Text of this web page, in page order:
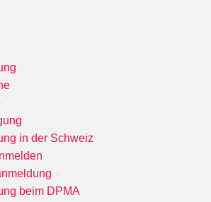
in der Schweiz
beim DPMA